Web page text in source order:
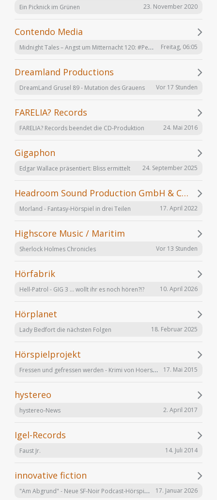
Ein Picknick im Grünen 23. November 2020
Contendo Media
Midnight Tales – Angst um Mitternacht 120: #Penizitas ist real! (VÖ 7. August 2026) Freitag, 06:05
Dreamland Productions
DreamLand Grusel 89 - Mutation des Grauens Vor 17 Stunden
FARELIA? Records
FARELIA? Records beendet die CD-Produktion 24. Mai 2016
Gigaphon
Edgar Wallace präsentiert: Bliss ermittelt 24. September 2025
Headroom Sound Production GmbH & Co. KG
Morland - Fantasy-Hörspiel in drei Teilen 17. April 2022
Highscore Music / Maritim
Sherlock Holmes Chronicles Vor 13 Stunden
Hörfabrik
Hell-Patrol - GIG 3 ... wollt ihr es noch hören?!? 10. April 2026
Hörplanet
Lady Bedfort die nächsten Folgen 18. Februar 2025
Hörspielprojekt
Fressen und gefressen werden - Krimi von Hoerspielprojekt.de 17. Mai 2015
hystereo
hystereo-News 2. April 2017
Igel-Records
Faust Jr. 14. Juli 2014
innovative fiction
"Am Abgrund" - Neue SF-Noir Podcast-Hörspielserie 17. Januar 2026